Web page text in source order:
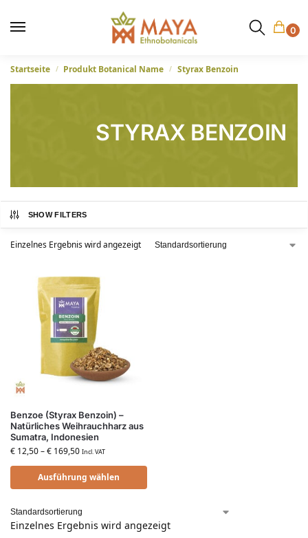
0
Startseite / Produkt Botanical Name / Styrax Benzoin
STYRAX BENZOIN
SHOW FILTERS
Einzelnes Ergebnis wird angezeigt
Benzoe (Styrax Benzoin) –
Natürliches Weihrauchharz aus
Sumatra, Indonesien
€ 12,50–€ 169,50 Incl. VAT
Ausführung wählen
Einzelnes Ergebnis wird angezeigt